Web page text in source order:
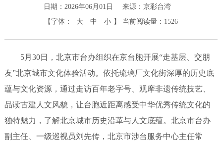
日期：2026年06月01日
来源：京彩台湾
【字体：
大 中 小 】 当前阅读量： 1526
5月30日，北京市台办组织在京台胞开展“走基层、交朋
友”北京城市文化体验活动。依托琉璃厂文化街深厚的历史底
蕴与文化资源，通过走访百年老字号、观摩非遗传统技艺、
品读古建人文风貌，让台胞近距离感受中华优秀传统文化的
独特魅力，了解北京城市历史沿革与人文底蕴。北京市台办
副主任、一级巡视员刘先传，北京市涉台服务中心主任常